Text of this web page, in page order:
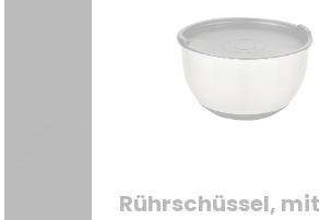
Rührschüssel, mit